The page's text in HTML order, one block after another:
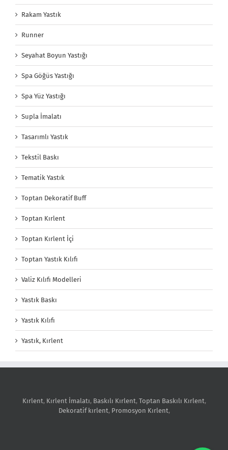
Rakam Yastık
Runner
Seyahat Boyun Yastığı
Spa Göğüs Yastığı
Spa Yüz Yastığı
Supla İmalatı
Tasarımlı Yastık
Tekstil Baskı
Tematik Yastık
Toptan Dekoratif Buff
Toptan Kırlent
Toptan Kırlent İçi
Toptan Yastık Kılıfı
Valiz Kılıfı Modelleri
Yastık Baskı
Yastık Kılıfı
Yastık, Kırlent
Kırlent, Kırlent İmalatı, Baskılı Kırlent, Toptan Baskılı Kırlent,
Dekoratif kırlent, Promosyon Kırlent,